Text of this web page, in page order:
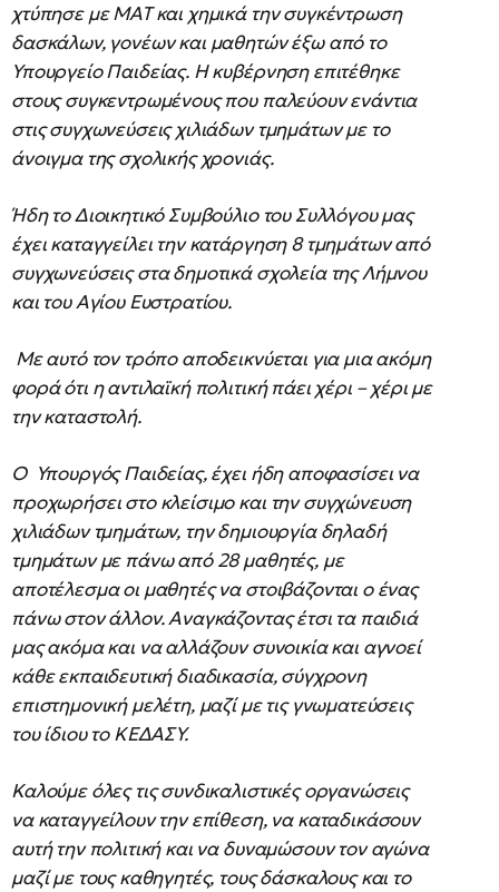
χτύπησε με ΜΑΤ και χημικά την συγκέντρωση
δασκάλων, γονέων και μαθητών έξω από το
Υπουργείο Παιδείας. Η κυβέρνηση επιτέθηκε
στους συγκεντρωμένους που παλεύουν ενάντια
στις συγχωνεύσεις χιλιάδων τμημάτων με το
άνοιγμα της σχολικής χρονιάς.
Ήδη το Διοικητικό Συμβούλιο του Συλλόγου μας
έχει καταγγείλει την κατάργηση 8 τμημάτων από
συγχωνεύσεις στα δημοτικά σχολεία της Λήμνου
και του Αγίου Ευστρατίου.
Με αυτό τον τρόπο αποδεικνύεται για μια ακόμη
φορά ότι η αντιλαϊκή πολιτική πάει χέρι – χέρι με
την καταστολή.
Ο Υπουργός Παιδείας, έχει ήδη αποφασίσει να
προχωρήσει στο κλείσιμο και την συγχώνευση
χιλιάδων τμημάτων, την δημιουργία δηλαδή
τμημάτων με πάνω από 28 μαθητές, με
αποτέλεσμα οι μαθητές να στοιβάζονται ο ένας
πάνω στον άλλον. Αναγκάζοντας έτσι τα παιδιά
μας ακόμα και να αλλάζουν συνοικία και αγνοεί
κάθε εκπαιδευτική διαδικασία, σύγχρονη
επιστημονική μελέτη, μαζί με τις γνωματεύσεις
του ίδιου το ΚΕΔΑΣΥ.
Καλούμε όλες τις συνδικαλιστικές οργανώσεις
να καταγγείλουν την επίθεση, να καταδικάσουν
αυτή την πολιτική και να δυναμώσουν τον αγώνα
μαζί με τους καθηγητές, τους δάσκαλους και το